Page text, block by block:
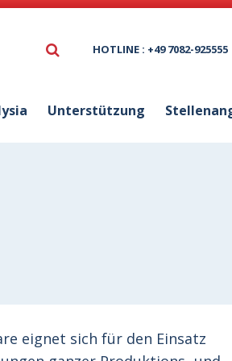
HOTLINE : +49 7082-925555
Unterstützung
eignet sich für den Einsatz